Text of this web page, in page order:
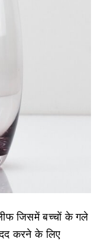
जिसमें बच्चों के गले
करने के लिए